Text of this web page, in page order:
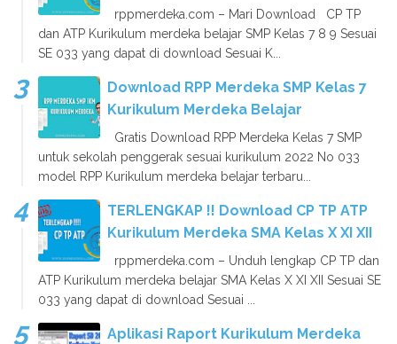
rppmerdeka.com – Mari Download CP TP
dan ATP Kurikulum merdeka belajar SMP Kelas 7 8 9 Sesuai
SE 033 yang dapat di download Sesuai K...
Download RPP Merdeka SMP Kelas 7
Kurikulum Merdeka Belajar
Gratis Download RPP Merdeka Kelas 7 SMP
untuk sekolah penggerak sesuai kurikulum 2022 No 033
model RPP Kurikulum merdeka belajar terbaru...
TERLENGKAP !! Download CP TP ATP
Kurikulum Merdeka SMA Kelas X XI XII
rppmerdeka.com – Unduh lengkap CP TP dan
ATP Kurikulum merdeka belajar SMA Kelas X XI XII Sesuai SE
033 yang dapat di download Sesuai ...
Aplikasi Raport Kurikulum Merdeka